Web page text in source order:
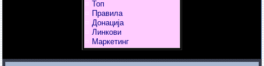
Топ
Правила
Донација
Линкови
Маркетинг